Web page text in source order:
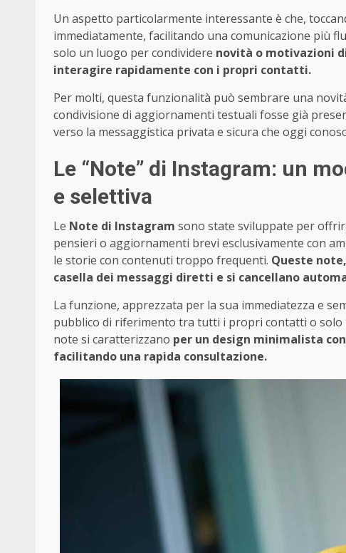
Un aspetto particolarmente interessante è che,
immediatamente, facilitando una comunicazione più
solo un luogo per condividere novità o motivazioni
interagire rapidamente con i propri contatti.
Per molti, questa funzionalità può sembrare una
condivisione di aggiornamenti testuali fosse già
verso la messaggistica privata e sicura che oggi
Le “Note” di Instagram: un
e selettiva
Le Note di Instagram sono state sviluppate per
pensieri o aggiornamenti brevi esclusivamente con
le storie con contenuti troppo frequenti. Queste
casella dei messaggi diretti e si cancellano
La funzione, apprezzata per la sua immediatezza e
pubblico di riferimento tra tutti i propri contatti o
note si caratterizzano per un design minimalista
facilitando una rapida consultazione.